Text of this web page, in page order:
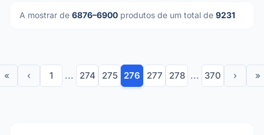
A mostrar de 6876–6900 produtos de um total de 9231
« ‹ 1 ... 274 275 276 277 278 ... 370 › »